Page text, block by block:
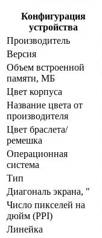
Конфигурация
устройства
Производитель
Версия
Объем встроенной
памяти, МБ
Цвет корпуса
Название цвета от
производителя
Цвет браслета/
ремешка
Операционная
система
Тип
Диагональ экрана, "
Число пикселей на
дюйм (PPI)
Линейка